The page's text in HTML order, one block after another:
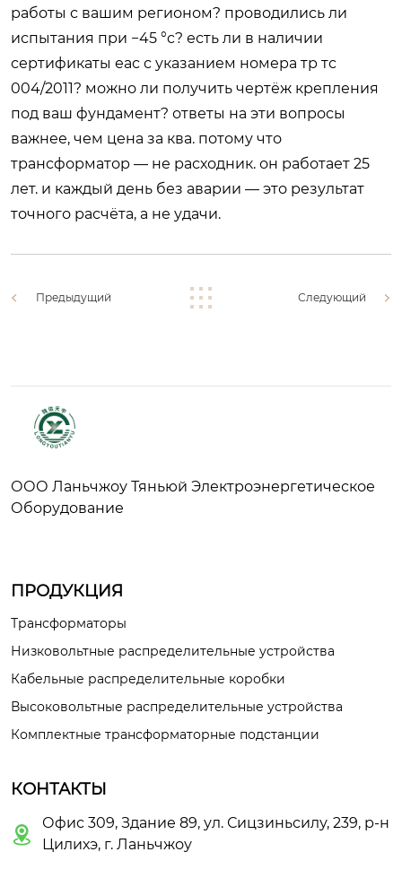
работы с вашим регионом? проводились ли
испытания при −45 °c? есть ли в наличии
сертификаты еас с указанием номера тр тс
004/2011? можно ли получить чертёж крепления
под ваш фундамент? ответы на эти вопросы
важнее, чем цена за ква. потому что
трансформатор — не расходник. он работает 25
лет. и каждый день без аварии — это результат
точного расчёта, а не удачи.
Предыдущий Следующий
ООО Ланьчжоу Тяньюй Электроэнергетическое
Оборудование
ПРОДУКЦИЯ
Трансформаторы
Низковольтные распределительные устройства
Кабельные распределительные коробки
Высоковольтные распределительные устройства
Комплектные трансформаторные подстанции
КОНТАКТЫ

Офис 309, Здание 89, ул. Сицзиньсилу, 239, р-н
Цилихэ, г. Ланьчжоу